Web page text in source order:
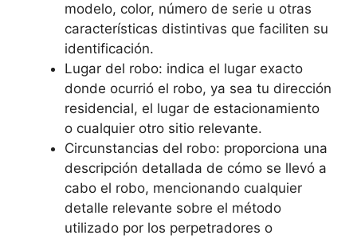
modelo, color, número de serie u otras
características distintivas que faciliten su
identificación.
Lugar del⁤ robo: ⁤indica el lugar exacto
donde ocurrió el robo, ya sea tu dirección
‍residencial, el lugar de estacionamiento
o cualquier otro sitio relevante.
Circunstancias del robo: proporciona ‌una
descripción detallada de cómo se llevó a
cabo el robo, mencionando cualquier
detalle relevante sobre el método
utilizado⁤ por⁤ los perpetradores o